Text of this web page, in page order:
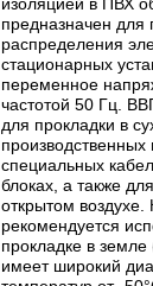
предназначен для
распределения
стационарных
переменное
частотой 50 Гц.
для прокладки в
специальных
блоках, а также
открытом
рекомендуется
прокладке в
имеет широкий